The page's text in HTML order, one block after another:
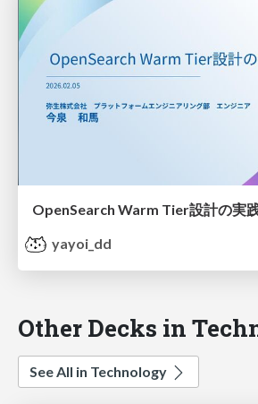
yayoi_dd
Other Decks in
See All in Technology